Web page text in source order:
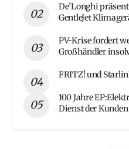
De’Longhi
GentleJet
PV-Krise fordert
Großhändler
FRITZ! und
100 Jahre
Dienst der Kunden